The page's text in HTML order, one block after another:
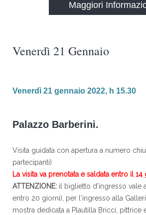
Maggiori
Venerdì 21 Gennaio
Venerdì 21 gennaio 2022, h 15.30
Palazzo Barberini.
Visita guidata con apertura a numero
partecipanti)
La visita va prenotata e saldata entro il
ATTENZIONE: il biglietto d'ingresso vale
entro 20 giorni), per l'ingresso alla
mostra dedicata a Plautilla Bricci, pittrice